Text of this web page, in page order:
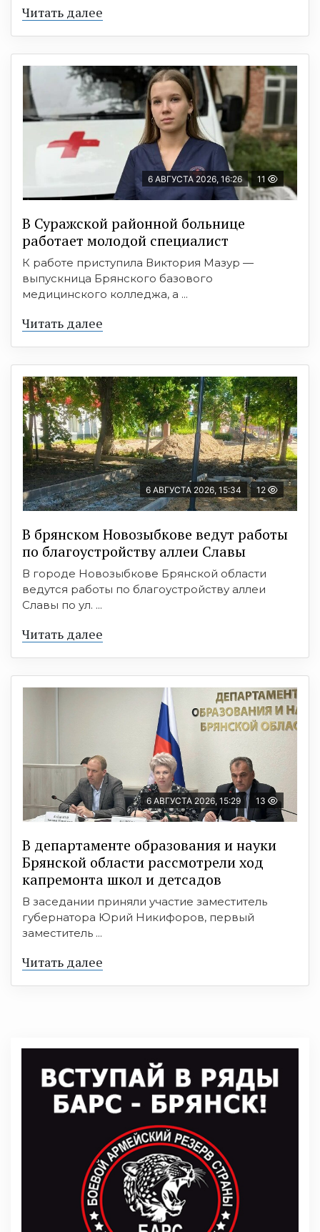
Читать далее
6 АВГУСТА 2026, 16:26 11
В Суражской районной больнице
работает молодой специалист
К работе приступила Виктория Мазур —
выпускница Брянского базового
медицинского колледжа, а ...
Читать далее
6 АВГУСТА 2026, 15:34 12
В брянском Новозыбкове ведут работы
по благоустройству аллеи Славы
В городе Новозыбкове Брянской области
ведутся работы по благоустройству аллеи
Славы по ул. ...
Читать далее
6 АВГУСТА 2026, 15:29 13
В департаменте образования и науки
Брянской области рассмотрели ход
капремонта школ и детсадов
В заседании приняли участие заместитель
губернатора Юрий Никифоров, первый
заместитель ...
Читать далее